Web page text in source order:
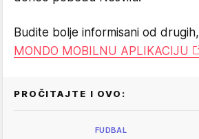
Budite bolje informisani od drugih,
MONDO MOBILNU APLIKACIJU
PROČITAJTE I OVO:
FUDBAL